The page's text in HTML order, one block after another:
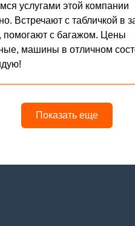
услугами этой компании
Встречают с табличкой в
помогают с багажом. Цены
машины в отличном
Показать еще